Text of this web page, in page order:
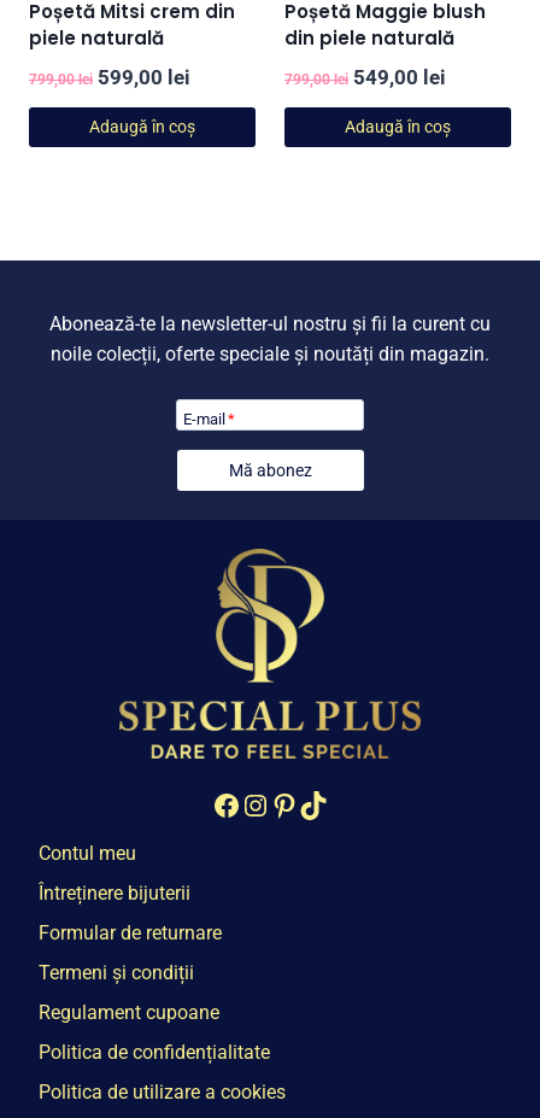
Poșetă Mitsi crem din
piele naturală
799,00lei Prețul
inițial
a
599,00 lei
curent
este:
Adaugă în coș
Poșetă Maggie blush
din piele naturală
799,00lei Prețul
inițial
a
549,00 lei
curent
este:
Adaugă în coș
Abonează-te la newsletter-ul nostru și fii la curent cu
noile colecții, oferte speciale și noutăți din magazin.
E-mail*
Mă abonez
Facebook
Instagram
Pinterest
TikTok
Contul meu
Întreținere bijuterii
Formular de returnare
Termeni și condiții
Regulament cupoane
Politica de confidențialitate
Politica de utilizare a cookies